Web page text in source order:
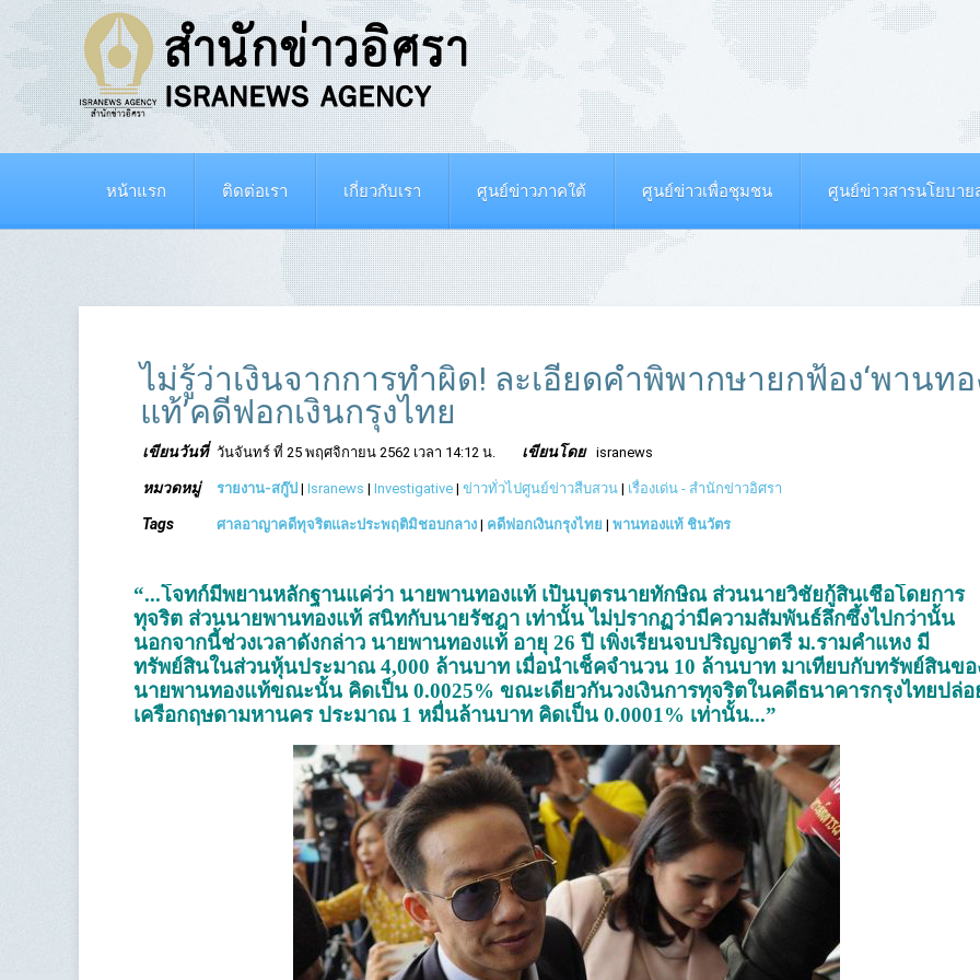
หน้าแรก ติดต่อเรา เกี่ยวกับเรา ศูนย์ข่าวภาคใต้ ศูนย์ข่าวเพื่อชุมชน ศูนย์ข่าวสารนโยบา
ไม่รู้ว่าเงินจากการทำผิด! ละเอียดคำพิพากษายกฟ้อง‘พานท
แท้’คดีฟอกเงินกรุงไทย
เขียนวันที่ วันจันทร์ ที่ 25 พฤศจิกายน 2562 เวลา 14:12 น. เขียนโดย isranews
หมวดหมู่ รายงาน-สกู๊ป | Isranews | Investigative | ข่าวทั่วไปศูนย์ข่าวสืบสวน | เรื่องเด่น - สำนักข่าวอิศรา
Tags ศาลอาญาคดีทุจริตและประพฤติมิชอบกลาง | คดีฟอกเงินกรุงไทย | พานทองแท้ ชินวัตร
“...โจทก์มีพยานหลักฐานแค่ว่า นายพานทองแท้ เป็นบุตรนายทักษิณ ส่วนนายวิชัยกู้สินเชื่อโดยการ
ทุจริต ส่วนนายพานทองแท้ สนิทกับนายรัชฎา เท่านั้น ไม่ปรากฏว่ามีความสัมพันธ์ลึกซึ้งไปกว่านั้น
นอกจากนี้ช่วงเวลาดังกล่าว นายพานทองแท้ อายุ 26 ปี เพิ่งเรียนจบปริญญาตรี ม.รามคำแหง มี
ทรัพย์สินในส่วนหุ้นประมาณ 4,000 ล้านบาท เมื่อนำเช็คจำนวน 10 ล้านบาท มาเทียบกับทรัพย์สินขอ
นายพานทองแท้ขณะนั้น คิดเป็น 0.0025% ขณะเดียวกันวงเงินการทุจริตในคดีธนาคารกรุงไทยปล่อ
เครือกฤษดามหานคร ประมาณ 1 หมื่นล้านบาท คิดเป็น 0.0001% เท่านั้น...”